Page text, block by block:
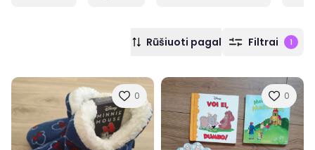
Rūšiuoti pagal Filtrai 1
0 0